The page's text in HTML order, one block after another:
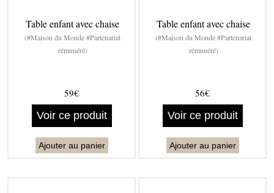
Table enfant avec chaise
(#Maison du Monde #Partenariat
rémunéré)
59€
Voir ce produit
Ajouter au panier
Table enfant avec chaise
(#Maison du Monde #Partenariat
rémunéré)
56€
Voir ce produit
Ajouter au panier